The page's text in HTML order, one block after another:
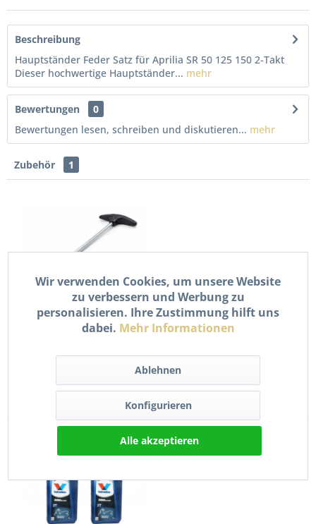
Beschreibung
Hauptständer Feder Satz für Aprilia SR 50 125 150 2-Takt
Dieser hochwertige Hauptständer... mehr
Bewertungen
0
Bewertungen lesen, schreiben und diskutieren... mehr
Zubehör 1
Zugfeder Montage
Werkzeug Haken für
7,90 € *
Wir verwenden Cookies, um unsere Website
zu verbessern und Werbung zu
personalisieren. Ihre Zustimmung hilft uns
dabei. Mehr Informationen
Ablehnen
Konfigurieren
Alle akzeptieren